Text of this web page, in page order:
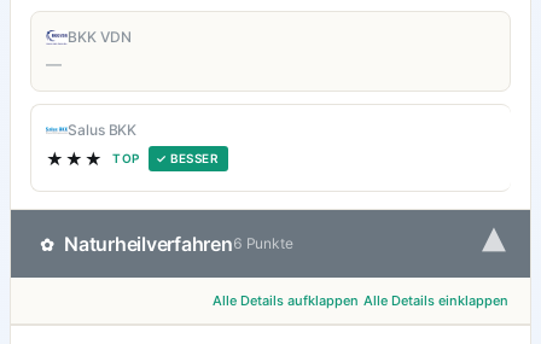
BKK VDN
—
Salus BKK
★★★ TOP ✓ BESSER
✿ Naturheilverfahren6 Punkte ▾
Alle Details aufklappen Alle Details einklappen